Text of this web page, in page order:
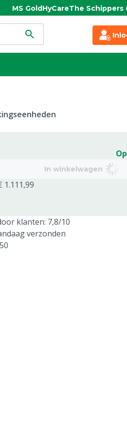
MS GoldHyCareThe Schippers
In winkelwagen
1.111,99
klanten: 7,8/10
verzonden